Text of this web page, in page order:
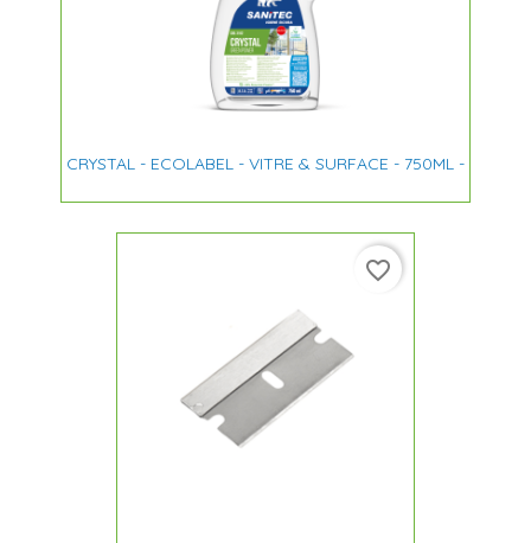
CRYSTAL - ECOLABEL - VITRE & SURFACE - 750ML -
favorite_border